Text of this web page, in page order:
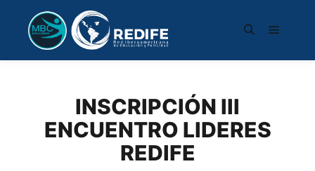
INSCRIPCIÓN III
ENCUENTRO LIDERES
REDIFE